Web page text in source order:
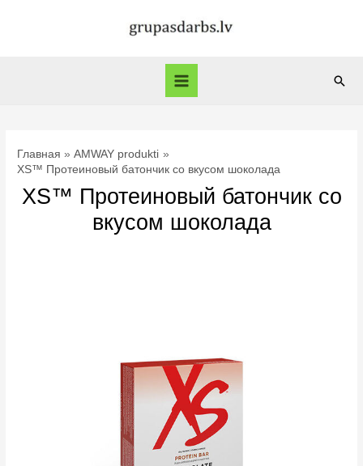
Main
Главная
AMWAY produkti
XS™ Протеиновый батончик со вкусом шоколада
XS™ Протеиновый батончик со
вкусом шоколада